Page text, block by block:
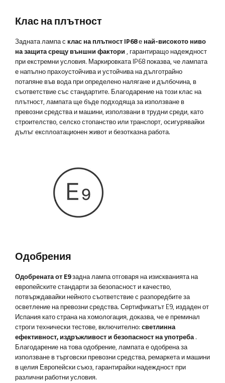
Клас на плътност
Задната лампа с клас на плътност IP68е най-високото ниво
на защита срещу външни фактори , гарантиращо надеждност
при екстремни условия. Маркировката IP68 показва, че лампата
е напълно прахоустойчива и устойчива на дълготрайно
потапяне във вода при определено налягане и дълбочина, в
съответствие със стандартите. Благодарение на този клас на
плътност, лампата ще бъде подходяща за използване в
превозни средства и машини, използвани в трудни среди, като
строителство, селско стопанство или транспорт, осигурявайки
дълъг експлоатационен живот и безотказна работа.
Одобрения
Одобрената от E9задна лампа отговаря на изискванията на
европейските стандарти за безопасност и качество,
потвърждавайки нейното съответствие с разпоредбите за
осветление на превозни средства. Сертификатът E9, издаден от
Испания като страна на хомологация, доказва, че е преминал
строги технически тестове, включително: светлинна
ефективност, издръжливост и безопасност на употреба.
Благодарение на това одобрение, лампата е одобрена за
използване в търговски превозни средства, ремаркета и машини
в целия Европейски съюз, гарантирайки надеждност при
различни работни условия.